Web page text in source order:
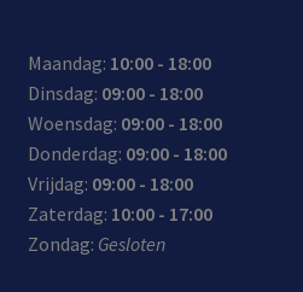
12
mult
imed
ia
toet
sen
en
word
en
opg
ebor
gen
in de
muis
m en
aan/
uit-
scha
kela
ar
je pc
of
lapt
op
Maandag: 10:00 - 18:00
Dinsdag: 09:00 - 18:00
Woensdag: 09:00 - 18:00
Donderdag: 09:00 - 18:00
Vrijdag: 09:00 - 18:00
Zaterdag: 10:00 - 17:00
Zondag: Gesloten